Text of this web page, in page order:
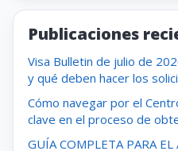
Publicaciones
Visa Bulletin de julio de
y qué deben hacer los
Cómo navegar por el
clave en el proceso de
GUÍA COMPLETA PARA EL